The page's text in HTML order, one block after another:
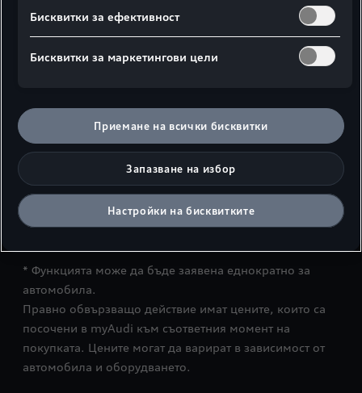
За планиращите
За решителните
Винаги
* Функцията може да бъде заявена еднократно за
автомобила.
Правно обвързващо действие имат цените, които са
посочени в myAudi към съответния момент на
покупката. Цените могат да варират в зависимост от
автомобила и оборудването.
Бисквитки за ефективност
Бисквитки за маркетингови цели
Приемане на всички бисквитки
Запазване на избор
Настройки на бисквитките